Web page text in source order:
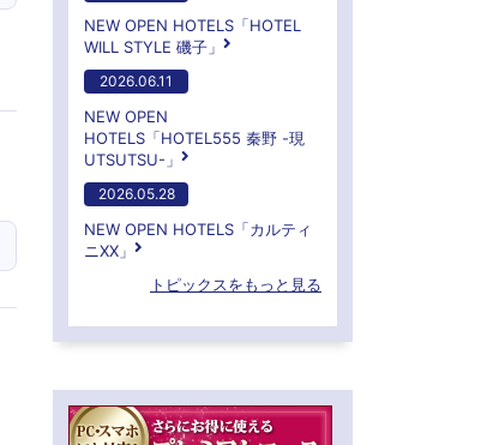
NEW OPEN HOTELS「HOTEL
WILL STYLE 磯子」
2026.06.11
NEW OPEN
HOTELS「HOTEL555 秦野 -現
UTSUTSU-」
2026.05.28
NEW OPEN HOTELS「カルティ
ニXX」
トピックスをもっと見る